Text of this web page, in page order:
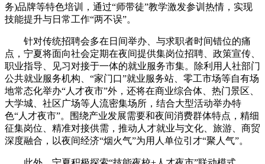
务)品牌等特色培训，通过“师带徒”教学激发参训热情，实现
技能提升与日常工作“两不误”。
针对传统招聘会多在日间举办、与求职者时间错位的痛
点，宁夏将面向社会定期在夜间提供集岗位招聘、政策宣传、
职业指导、见习对接于一体的就业服务市集。除利用人社部门
公共就业服务机构、“家门口”就业服务站、零工市场等自有场
地常态化举办“人才夜市”外，还将在商业综合体、热门景区、
大学城、社区广场等人流密集场所，结合大型活动举办特
色“人才夜市”。围绕产业发展需要和夜间消费群体特点，精细
征集岗位、精准对接供需，推动人才就业与文化、旅游、商贸
深度融合，以夜间经济“烟火气”为用人单位引才“聚人气”。